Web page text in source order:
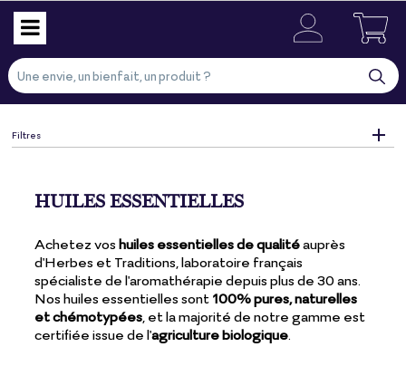
Filtres
HUILES ESSENTIELLES
Achetez voshuiles essentielles de qualitéauprès
d'Herbes et Traditions, laboratoire français
spécialiste de l'aromathérapie depuis plus de 30 ans.
Nos huiles essentielles sont 100% pures, naturelles
et chémotypées, et la majorité de notre gamme est
certifiée issue de l'agriculture biologique.